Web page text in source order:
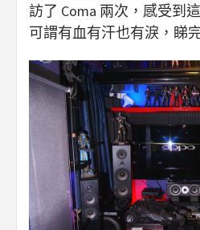
訪了 Coma 兩次，感受到
可謂有血有汗也有淚，睇